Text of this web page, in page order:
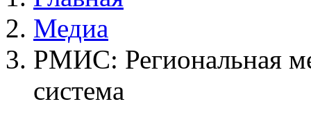
Медиа
РМИС: Региональная
система